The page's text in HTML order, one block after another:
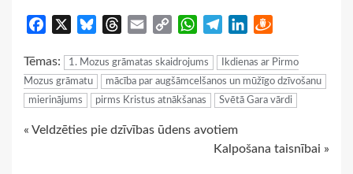
Facebook BlueskyThreads
Email
Copy
WhatsApp
TelegramLinkedIn
Tēmas: 1. Mozus grāmatas skaidrojums
Ikdienas ar Pirmo
Mozus grāmatu
mācība par augšāmcelšanos un mūžīgo dzīvošanu
mierinājums
pirms Kristus atnākšanas Svētā Gara vārdi
Continue
« Veldzēties pie dzīvības ūdens avotiem
Kalpošana taisnībai »